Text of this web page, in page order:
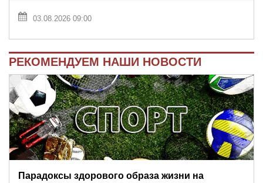
03.08.2026 09:00
РЕКОМЕНДУЕМ НАШИ НОВОСТИ
Парадоксы здорового образа жизни на